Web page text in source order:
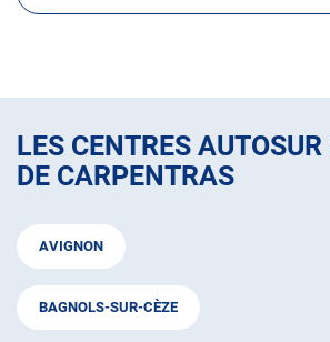
CARPENTRAS
LES CENTRES
DE CARPENTRAS
AVIGNON
BAGNOLS-SUR-CÈZE